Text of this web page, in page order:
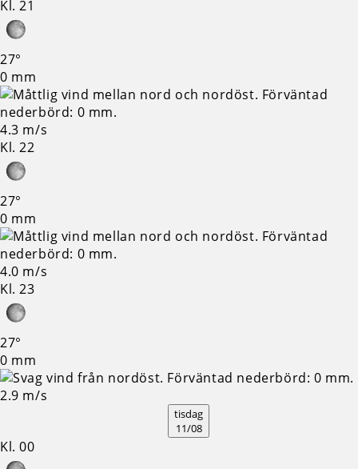
Kl. 21
27°
0 mm
4.3 m/s
Kl. 22
27°
0 mm
4.0 m/s
Kl. 23
27°
0 mm
2.9 m/s
tisdag
11/08
Kl. 00